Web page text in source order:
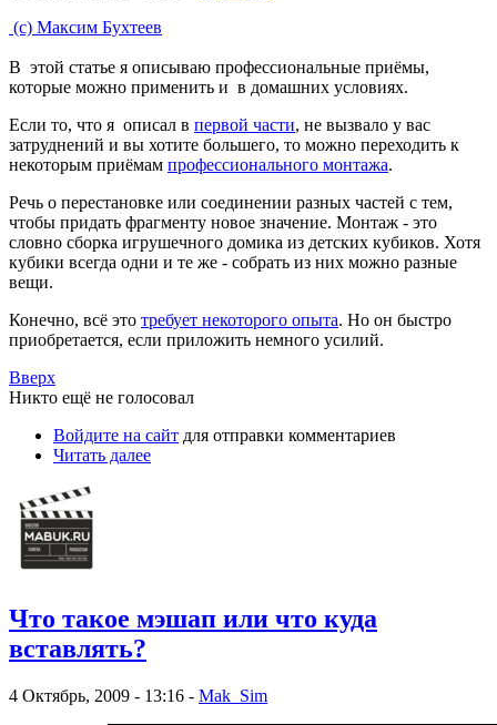
(с) Максим Бухтеев
В этой статье я описываю профессиональные приёмы,
которые можно применить и в домашних условиях.
Если то, что я описал в первой части, не вызвало у вас
затруднений и вы хотите большего, то можно переходить к
некоторым приёмам профессионального монтажа.
Речь о перестановке или соединении разных частей с тем,
чтобы придать фрагменту новое значение. Монтаж - это
словно сборка игрушечного домика из детских кубиков. Хотя
кубики всегда одни и те же - собрать из них можно разные
вещи.
Конечно, всё это требует некоторого опыта. Но он быстро
приобретается, если приложить немного усилий.
Вверх
Никто ещё не голосовал
Войдите на сайт для отправки комментариев
Читать далее
Что такое мэшап или что куда
вставлять?
4 Октябрь, 2009 - 13:16 - Mak_Sim